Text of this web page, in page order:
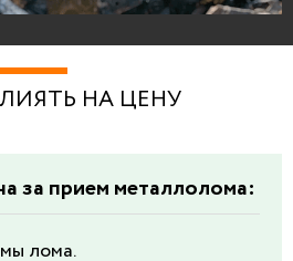
НА ЦЕНУ
за прием металлолома:
лома.